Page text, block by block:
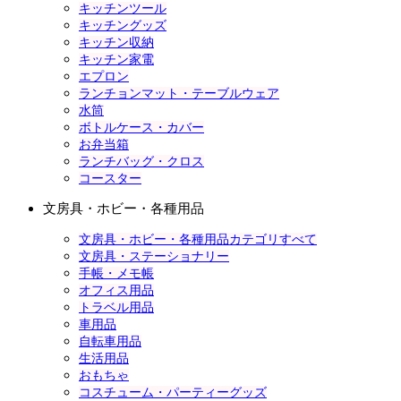
キッチンツール
キッチングッズ
キッチン収納
キッチン家電
エプロン
ランチョンマット・テーブルウェア
水筒
ボトルケース・カバー
お弁当箱
ランチバッグ・クロス
コースター
文房具・ホビー・各種用品
文房具・ホビー・各種用品カテゴリすべて
文房具・ステーショナリー
手帳・メモ帳
オフィス用品
トラベル用品
車用品
自転車用品
生活用品
おもちゃ
コスチューム・パーティーグッズ